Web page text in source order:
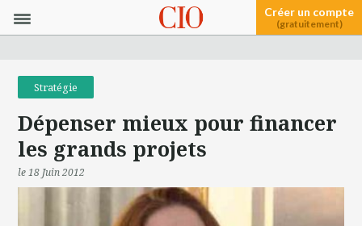
Créer un compte
(gratuitement)
Stratégie
Dépenser mieux pour financer
les grands projets
le 18 Juin 2012